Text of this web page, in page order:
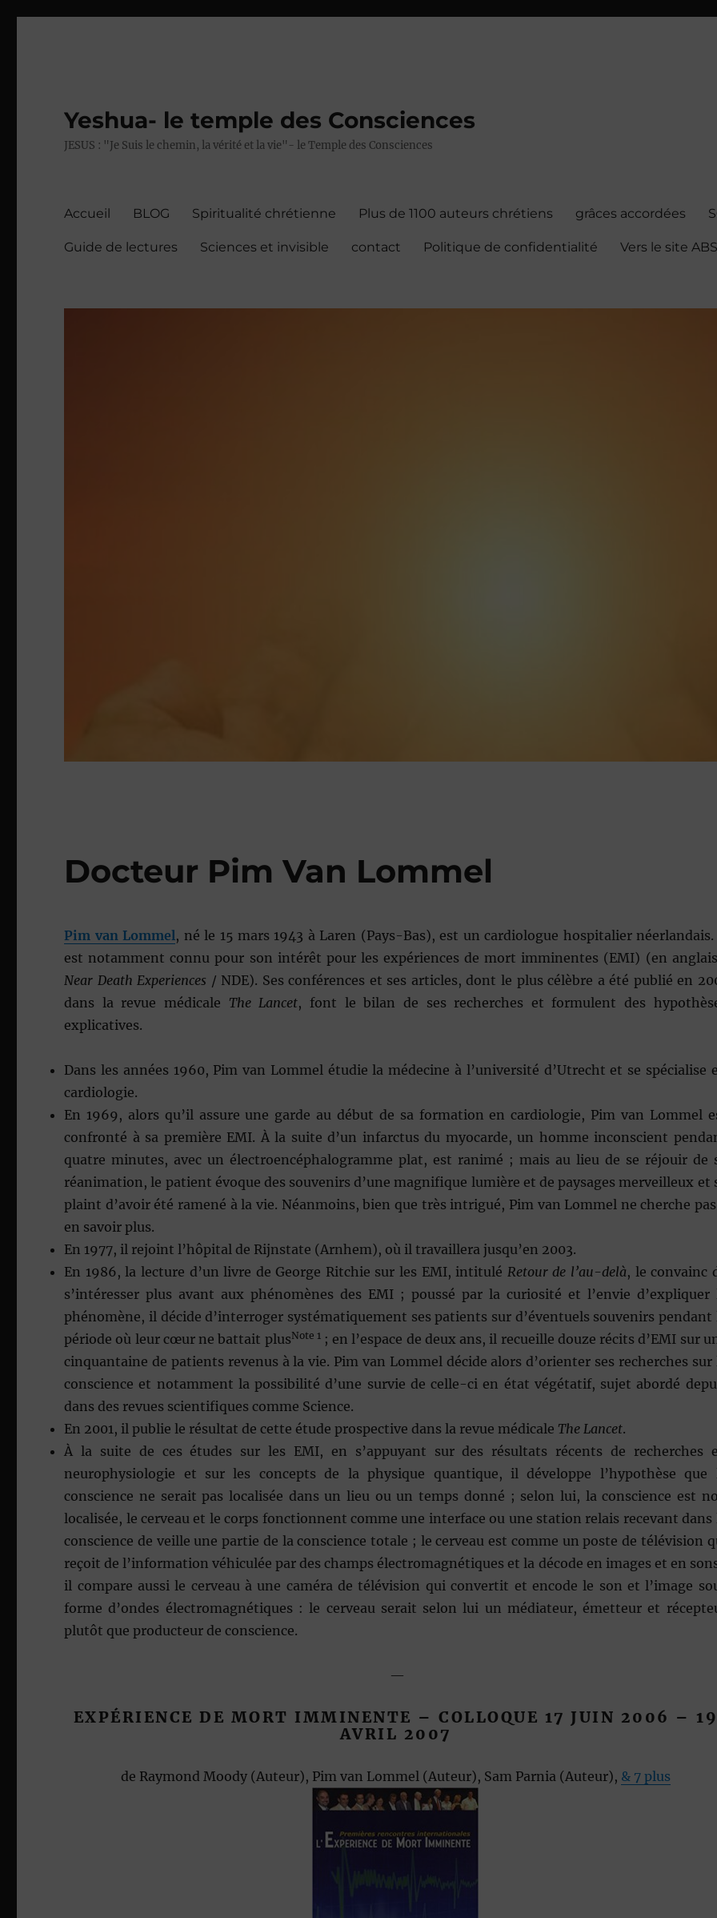
Yeshua- le temple des Consciences
JESUS : "Je Suis le chemin, la vérité et la vie"- le Temple des Consciences
Accueil BLOG Spiritualité chrétienne Plus de 1100 auteurs chrétiens grâces accordées
Guide de lectures Sciences et invisible contact Politique de confidentialité Vers le site
Docteur Pim Van Lommel
Pim van Lommel, né le 15 mars 1943 à Laren (Pays-Bas), est un cardiologue hospitalier
est notamment connu pour son intérêt pour les expériences de mort imminentes (EMI) (en
Near Death Experiences / NDE). Ses conférences et ses articles, dont le plus célèbre a été publié en
dans la revue médicale The Lancet, font le bilan de ses recherches et formulent des
explicatives.
Dans les années 1960, Pim van Lommel étudie la médecine à l’université d’Utrecht et se spécialise
cardiologie.
En 1969, alors qu’il assure une garde au début de sa formation en cardiologie, Pim van Lommel
confronté à sa première EMI. À la suite d’un infarctus du myocarde, un homme inconscient
quatre minutes, avec un électroencéphalogramme plat, est ranimé ; mais au lieu de se réjouir de
réanimation, le patient évoque des souvenirs d’une magnifique lumière et de paysages merveilleux et
plaint d’avoir été ramené à la vie. Néanmoins, bien que très intrigué, Pim van Lommel ne cherche
en savoir plus.
En 1977, il rejoint l’hôpital de Rijnstate (Arnhem), où il travaillera jusqu’en 2003.
En 1986, la lecture d’un livre de George Ritchie sur les EMI, intitulé Retour de l’au-delà, le convainc
s’intéresser plus avant aux phénomènes des EMI ; poussé par la curiosité et l’envie d’expliquer
phénomène, il décide d’interroger systématiquement ses patients sur d’éventuels souvenirs pendant
période où leur cœur ne battait plusNote 1; en l’espace de deux ans, il recueille douze récits d’EMI sur
cinquantaine de patients revenus à la vie. Pim van Lommel décide alors d’orienter ses recherches sur
conscience et notamment la possibilité d’une survie de celle-ci en état végétatif, sujet abordé
dans des revues scientifiques comme Science.
En 2001, il publie le résultat de cette étude prospective dans la revue médicale The Lancet.
À la suite de ces études sur les EMI, en s’appuyant sur des résultats récents de recherches
neurophysiologie et sur les concepts de la physique quantique, il développe l’hypothèse que
conscience ne serait pas localisée dans un lieu ou un temps donné ; selon lui, la conscience est
localisée, le cerveau et le corps fonctionnent comme une interface ou une station relais recevant dans
conscience de veille une partie de la conscience totale ; le cerveau est comme un poste de télévision
reçoit de l’information véhiculée par des champs électromagnétiques et la décode en images et en
il compare aussi le cerveau à une caméra de télévision qui convertit et encode le son et l’image
forme d’ondes électromagnétiques : le cerveau serait selon lui un médiateur, émetteur et
plutôt que producteur de conscience.
—
EXPÉRIENCE DE MORT IMMINENTE – COLLOQUE 17 JUIN 2006 – 19
AVRIL 2007
de Raymond Moody (Auteur), Pim van Lommel (Auteur), Sam Parnia (Auteur), & 7plus